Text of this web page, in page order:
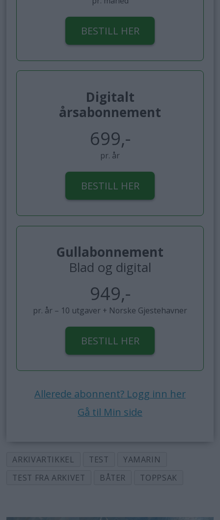
BESTILL HER
Digitalt
årsabonnement
699,-
pr. år
BESTILL HER
Gullabonnement
Blad og digital
949,-
pr. år – 10 utgaver + Norske Gjestehavner
BESTILL HER
Allerede abonnent? Logg inn her
Gå til Min side
ARKIVARTIKKEL TEST
YAMARIN
TEST FRA ARKIVET
BÅTER TOPPSAK